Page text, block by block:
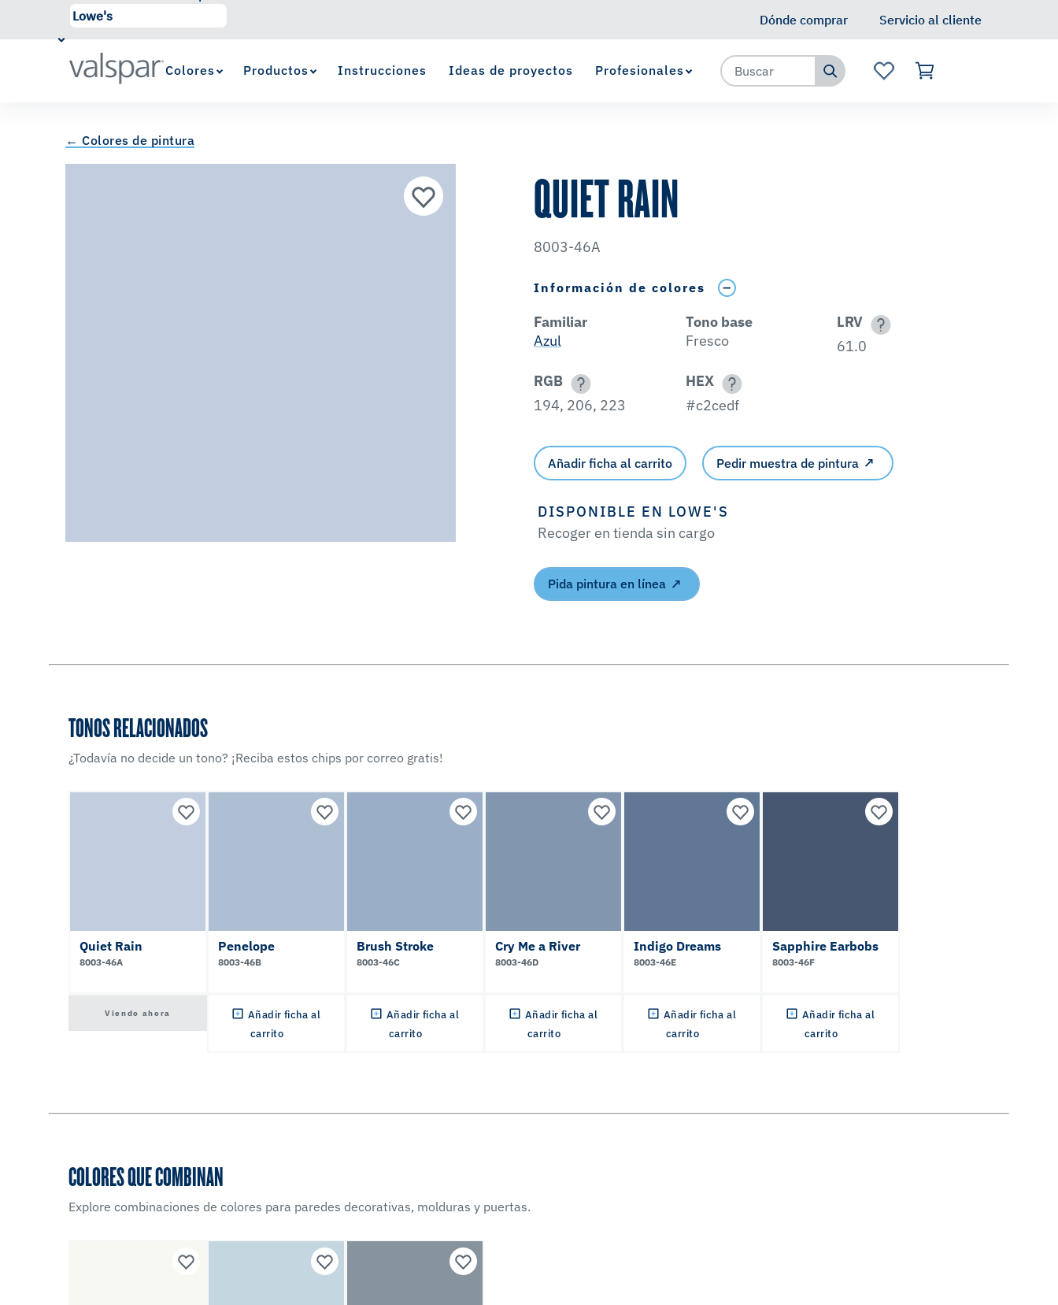
Dónde comprar
Servicio al cliente
Colores Productos Instrucciones Ideas de proyectos Profesionales
← Colores de pintura
QUIET RAIN
8003-46A
Información de colores
Familiar
Azul
Tono base
Fresco
LRV
61.0
RGB
194, 206, 223
HEX
#c2cedf
Añadir ficha al carrito Pedir muestra de pintura
DISPONIBLE EN LOWE'S
Recoger en tienda sin cargo
Pida pintura en línea
TONOS RELACIONADOS
¿Todavía no decide un tono? ¡Reciba estos chips por correo gratis!
Quiet Rain
8003-46A
Viendo ahora
Penelope
8003-46B
Añadir ficha al
carrito
Brush Stroke
8003-46C
Añadir ficha al
carrito
Cry Me a River
8003-46D
Añadir ficha al
carrito
Indigo Dreams
8003-46E
Añadir ficha al
carrito
Sapphire Earbobs
8003-46F
Añadir ficha al
carrito
COLORES QUE COMBINAN
Explore combinaciones de colores para paredes decorativas, molduras y puertas.